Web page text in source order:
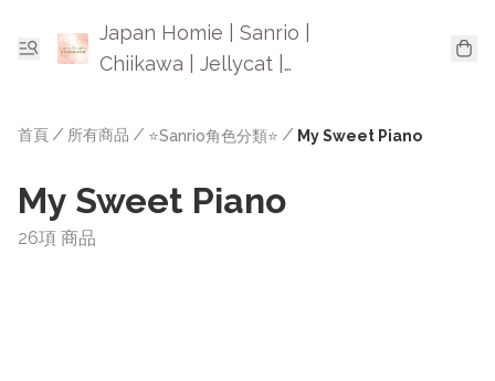
Japan Homie | Sanrio |
Chiikawa | Jellycat |
首頁 / 所有商品 / ⭐Sanrio角色分類⭐ / My Sweet Piano
My Sweet Piano
26項 商品